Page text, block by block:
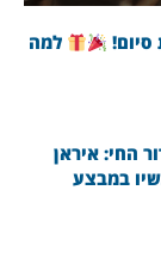
למה
החי: איראן
במבצע